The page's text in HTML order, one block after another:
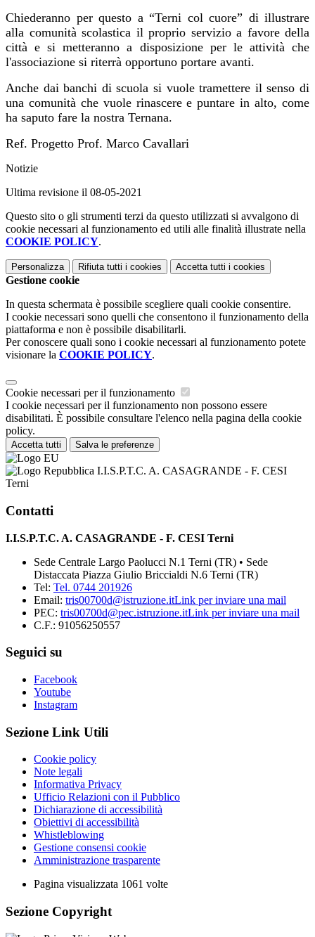
Chiederanno per questo a “Terni col cuore” di illustrare
alla comunità scolastica il proprio servizio a favore della
città e si metteranno a disposizione per le attività che
l'associazione si riterrà opportuno portare avanti.
Anche dai banchi di scuola si vuole tramettere il senso di
una comunità che vuole rinascere e puntare in alto, come
ha saputo fare la nostra Ternana.
Ref. Progetto Prof. Marco Cavallari
Notizie
Ultima revisione il 08-05-2021
Questo sito o gli strumenti terzi da questo utilizzati si avvalgono di
cookie necessari al funzionamento ed utili alle finalità illustrate nella
COOKIE POLICY.
Personalizza Rifiuta tutti i cookies Accetta tutti i cookies
Gestione cookie
In questa schermata è possibile scegliere quali cookie consentire.
I cookie necessari sono quelli che consentono il funzionamento della
piattaforma e non è possibile disabilitarli.
Per conoscere quali sono i cookie necessari al funzionamento potete
visionare la COOKIE POLICY.
Cookie necessari per il funzionamento
I cookie necessari per il funzionamento non possono essere
disabilitati. È possibile consultare l'elenco nella pagina della cookie
policy.
Accetta tutti Salva le preferenze
I.I.S.P.T.C. A. CASAGRANDE - F. CESI
Terni
Contatti
I.I.S.P.T.C. A. CASAGRANDE - F. CESI Terni
Sede Centrale Largo Paolucci N.1 Terni (TR) • Sede
Distaccata Piazza Giulio Briccialdi N.6 Terni (TR)
Tel: Tel. 0744 201926
Email: tris00700d@istruzione.itLink per inviare una mail
PEC: tris00700d@pec.istruzione.itLink per inviare una mail
C.F.: 91056250557
Seguici su
Facebook
Youtube
Instagram
Sezione Link Utili
Cookie policy
Note legali
Informativa Privacy
Ufficio Relazioni con il Pubblico
Dichiarazione di accessibilità
Obiettivi di accessibilità
Whistleblowing
Gestione consensi cookie
Amministrazione trasparente
Pagina visualizzata 1061 volte
Sezione Copyright